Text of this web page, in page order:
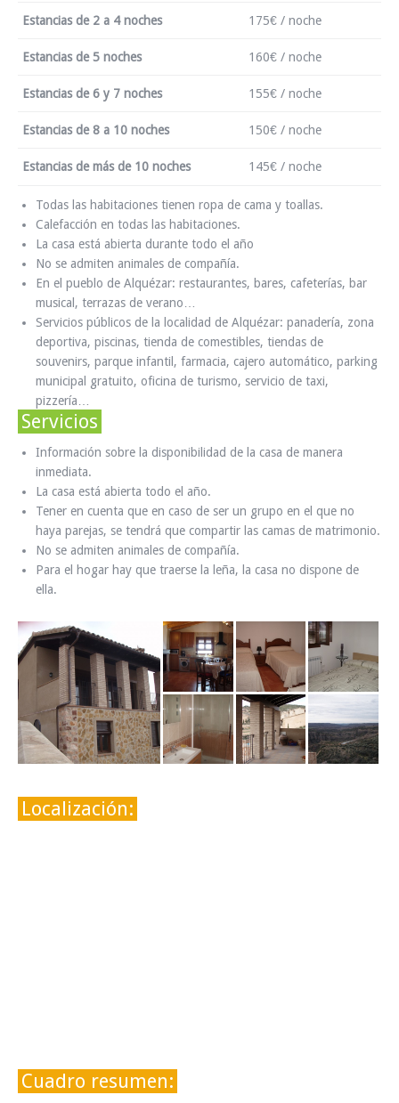
Estancias de 2 a 4 noches 175€ / noche
Estancias de 5 noches 160€ / noche
Estancias de 6 y 7 noches 155€ / noche
Estancias de 8 a 10 noches 150€ / noche
Estancias de más de 10 noches 145€ / noche
Todas las habitaciones tienen ropa de cama y toallas.
Calefacción en todas las habitaciones.
La casa está abierta durante todo el año
No se admiten animales de compañía.
En el pueblo de Alquézar: restaurantes, bares, cafeterías, bar
musical, terrazas de verano…
Servicios públicos de la localidad de Alquézar: panadería, zona
deportiva, piscinas, tienda de comestibles, tiendas de
souvenirs, parque infantil, farmacia, cajero automático, parking
municipal gratuito, oficina de turismo, servicio de taxi,
pizzería…
Servicios
Información sobre la disponibilidad de la casa de manera
inmediata.
La casa está abierta todo el año.
Tener en cuenta que en caso de ser un grupo en el que no
haya parejas, se tendrá que compartir las camas de matrimonio.
No se admiten animales de compañía.
Para el hogar hay que traerse la leña, la casa no dispone de
ella.
Localización:
Cuadro resumen: